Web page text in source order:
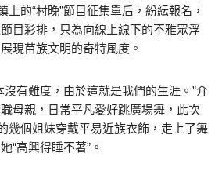
上的“村晚”節目征集單后，紛紜報名，
目彩排，只為向線上線下的不雅眾浮
現苗族文明的奇特風度。
沒有難度，由於這就是我們的生涯。”介
母親，日常平凡愛好跳廣場舞，此次
幾個姐妹穿戴平易近族衣飾，走上了舞
“高興得睡不著”。